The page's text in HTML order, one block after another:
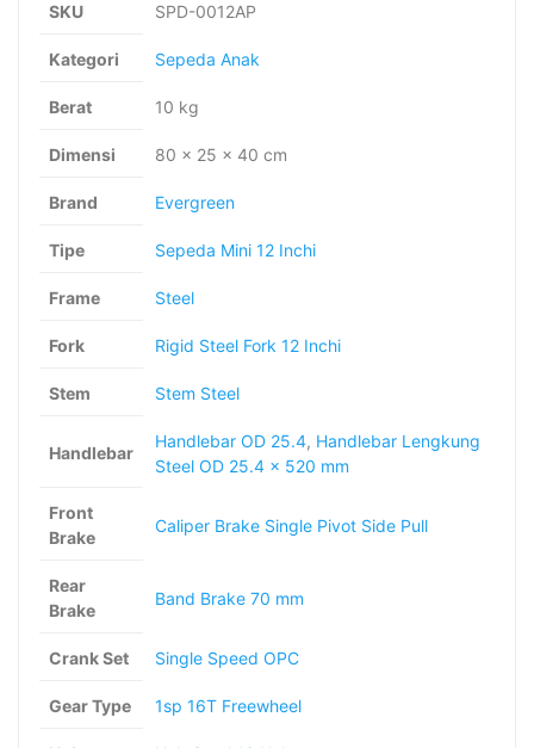
SKU SPD-0012AP
Kategori Sepeda Anak
Berat 10 kg
Dimensi 80 × 25 × 40 cm
Brand Evergreen
Tipe Sepeda Mini 12 Inchi
Frame Steel
Fork Rigid Steel Fork 12 Inchi
Stem Stem Steel
Handlebar
Handlebar OD 25.4, Handlebar Lengkung
Steel OD 25.4 x 520 mm
Front
Brake
Caliper Brake Single Pivot Side Pull
Rear
Brake
Band Brake 70 mm
Crank Set Single Speed OPC
Gear Type 1sp 16T Freewheel